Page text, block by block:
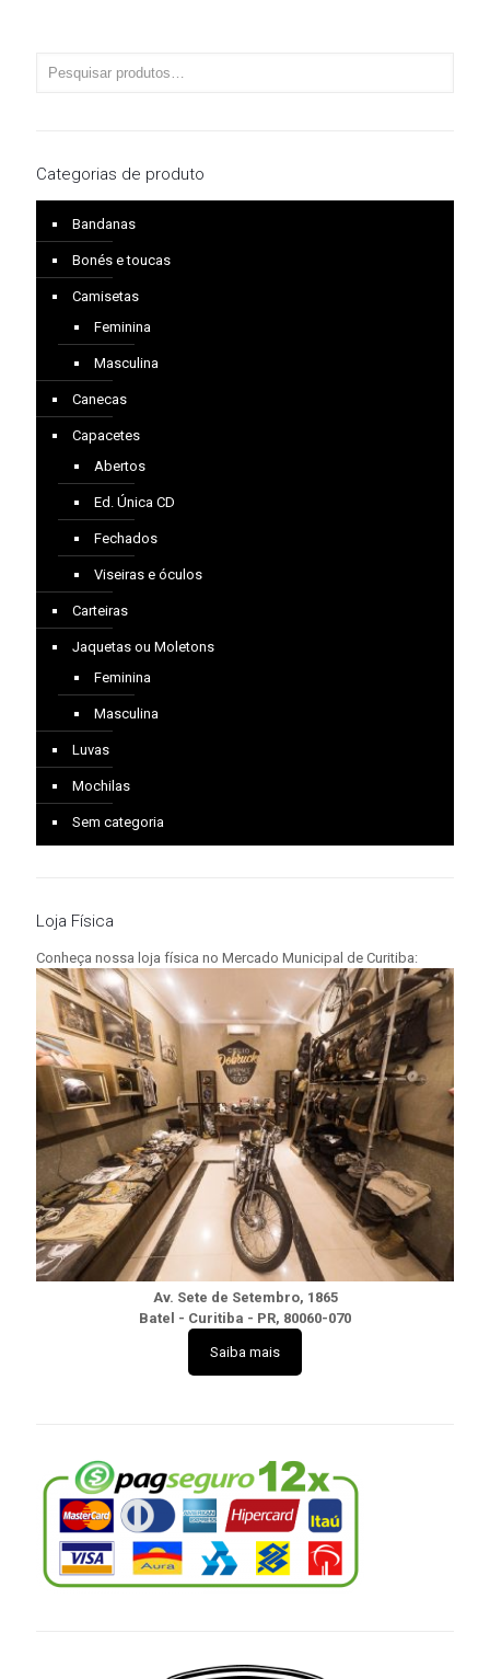
Categorias de produto
Bandanas
Bonés e toucas
Camisetas
Feminina
Masculina
Canecas
Capacetes
Abertos
Ed. Única CD
Fechados
Viseiras e óculos
Carteiras
Jaquetas ou Moletons
Feminina
Masculina
Luvas
Mochilas
Sem categoria
Loja Física
Conheça nossa loja física no Mercado Municipal de Curitiba:
Av. Sete de Setembro, 1865
Batel - Curitiba - PR, 80060-070
Saiba mais